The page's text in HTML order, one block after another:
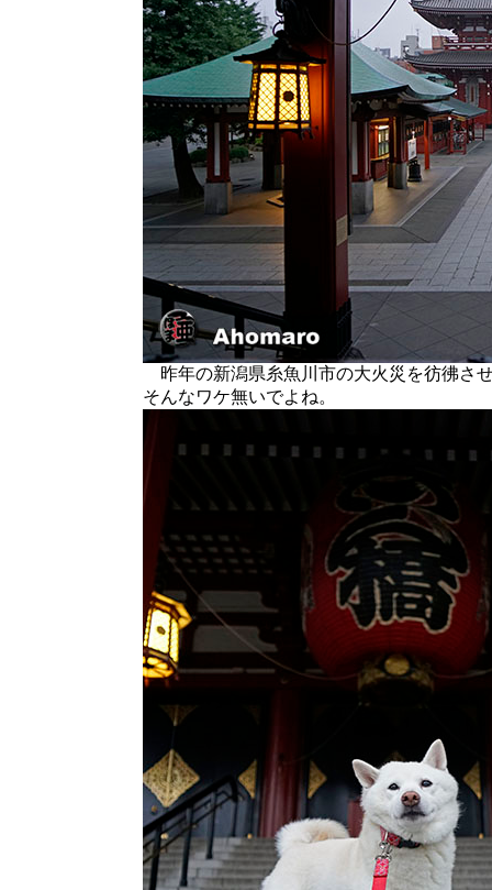
昨年の新潟県糸魚川市の大火災を彷彿さ
そんなワケ無いでよね。